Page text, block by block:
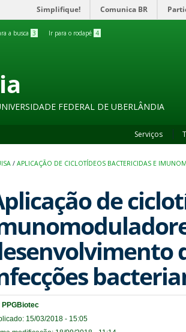
Simplifique! Comunica BR
a busca 3 Ir para o rodapé 4
FEDERAL DE UBERLÂNDIA
Serviços
/ APLICAÇÃO DE CICLOTÍDEOS BACTERICIDAS E
de
PPGBiotec
15/03/2018 - 15:05